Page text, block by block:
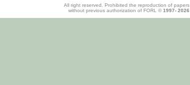
All right reserved. Prohibited the reproduction of papers
without previous authorization of FORL © 1997- 2026